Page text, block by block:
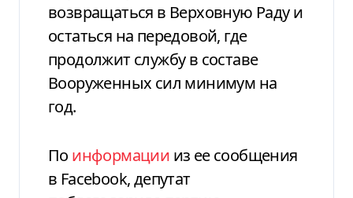
возвращаться в Верховную Раду и
остаться на передовой, где
продолжит службу в составе
Вооруженных сил минимум на
год.
По информации из ее сообщения
в Facebook, депутат